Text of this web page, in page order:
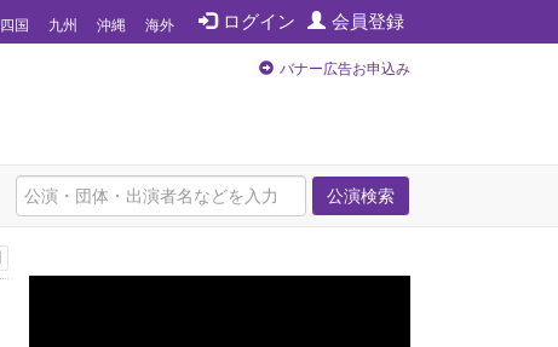
ログイン 会員登録
四国 九州 沖縄 海外
バナー広告お申込み
公演検索